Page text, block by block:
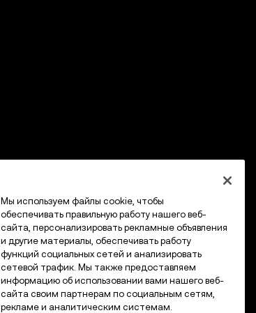
Мы используем файлы cookie, чтобы
обеспечивать правильную работу нашего веб-
сайта, персонализировать рекламные объявления
и другие материалы, обеспечивать работу
функций социальных сетей и анализировать
сетевой трафик. Мы также предоставляем
информацию об использовании вами нашего веб-
сайта своим партнерам по социальным сетям,
рекламе и аналитическим системам.